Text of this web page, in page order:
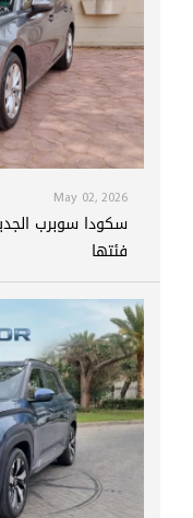
May 02, 2026
سكودا سوبرب
فئتها